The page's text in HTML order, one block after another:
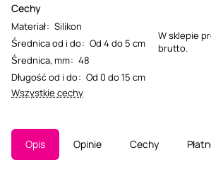
Cechy
Materiał: Silikon
Średnica od i do: Od 4 do 5 cm
Średnica, mm: 48
Długość od i do: Od 0 do 15 cm
Wszystkie cechy
W sklepie
brutto.
Opis Opinie Cechy